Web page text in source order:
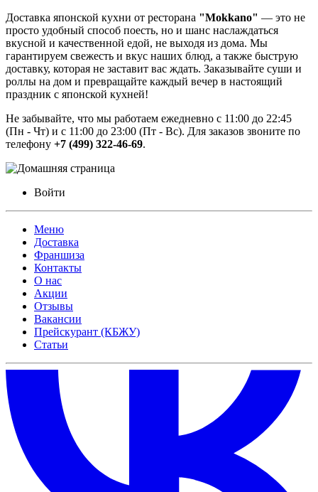
Доставка японской кухни от ресторана "Mokkano" — это не
просто удобный способ поесть, но и шанс наслаждаться
вкусной и качественной едой, не выходя из дома. Мы
гарантируем свежесть и вкус наших блюд, а также быструю
доставку, которая не заставит вас ждать. Заказывайте суши и
роллы на дом и превращайте каждый вечер в настоящий
праздник с японской кухней!
Не забывайте, что мы работаем ежедневно с 11:00 до 22:45
(Пн - Чт) и с 11:00 до 23:00 (Пт - Вс). Для заказов звоните по
телефону +7 (499) 322-46-69.
Войти
Меню
Доставка
Франшиза
Контакты
О нас
Акции
Отзывы
Вакансии
Прейскурант (КБЖУ)
Статьи